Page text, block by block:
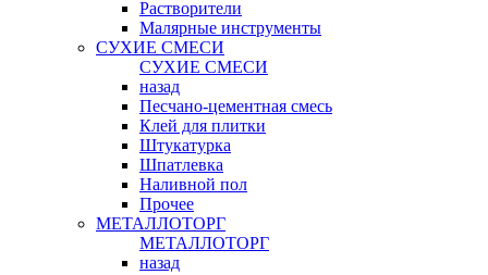
Растворители
Малярные инструменты
СУХИЕ СМЕСИ
СУХИЕ СМЕСИ
назад
Песчано-цементная смесь
Клей для плитки
Штукатурка
Шпатлевка
Наливной пол
Прочее
МЕТАЛЛОТОРГ
МЕТАЛЛОТОРГ
назад